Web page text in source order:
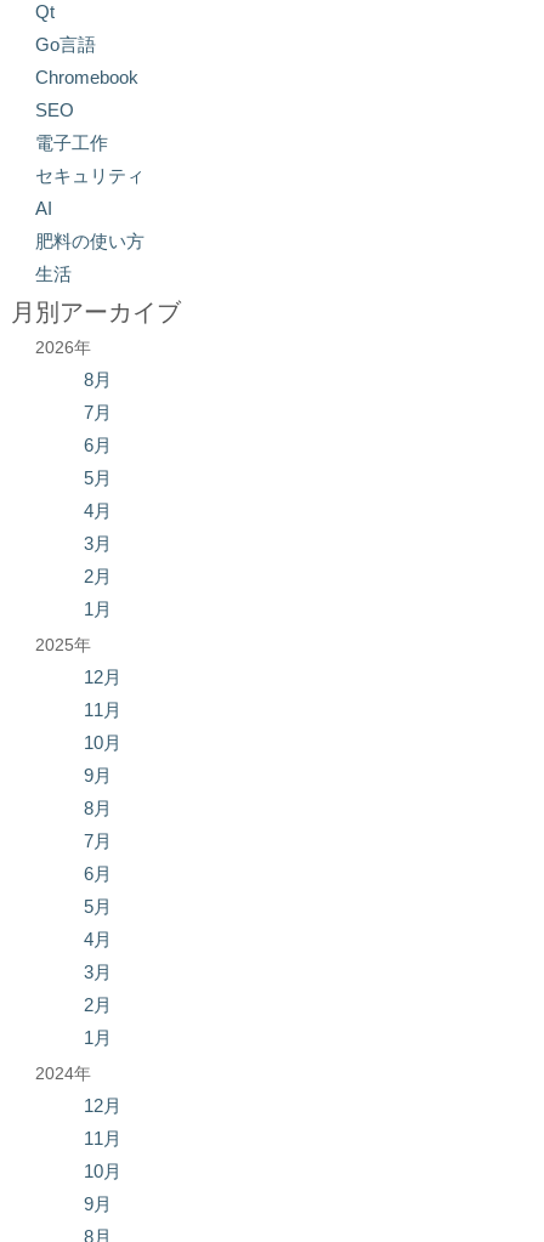
Qt
Go言語
Chromebook
SEO
電子工作
セキュリティ
AI
肥料の使い方
生活
月別アーカイブ
2026年
8月
7月
6月
5月
4月
3月
2月
1月
2025年
12月
11月
10月
9月
8月
7月
6月
5月
4月
3月
2月
1月
2024年
12月
11月
10月
9月
8月